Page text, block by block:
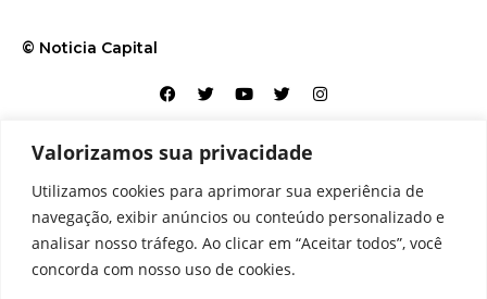
Valorizamos sua privacidade
Utilizamos cookies para aprimorar sua experiência de
navegação, exibir anúncios ou conteúdo personalizado e
analisar nosso tráfego. Ao clicar em “Aceitar todos”, você
concorda com nosso uso de cookies.
© Noticia Capital
Contato Home Aviso legal Configurações de cookies
Equipe Perfil Política de cookies Serviços